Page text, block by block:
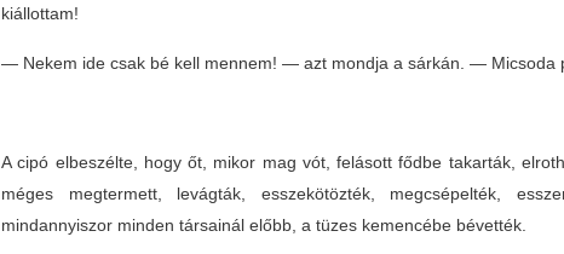
kiállottam!
— Nekem ide csak bé kell mennem! — azt mondja a sárkán. — Micsoda
A cipó elbeszélte, hogy őt, mikor mag vót, felásott fődbe takarták,
méges megtermett, levágták, esszekötözték, megcsépelték,
mindannyiszor minden társainál előbb, a tüzes kemencébe bévették.